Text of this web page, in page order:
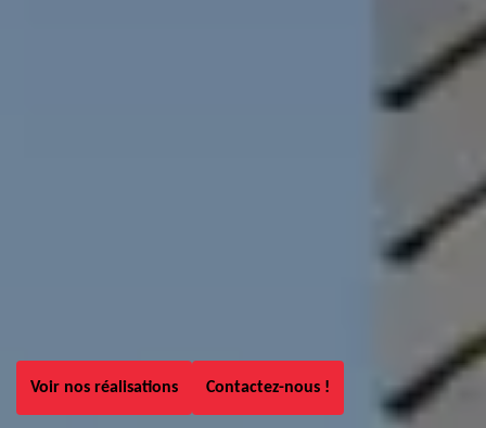
Voir nos réalisations Contactez-nous !